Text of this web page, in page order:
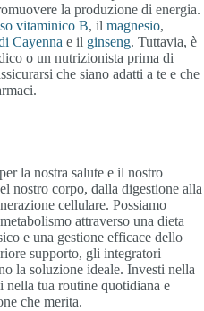
la produzione di energia.
vitaminico B, il magnesio,
Cayenna e il ginseng. Tuttavia, è
o un nutrizionista prima di
che siano adatti a te e che
la nostra salute e il nostro
nostro corpo, dalla digestione alla
cellulare. Possiamo
attraverso una dieta
e una gestione efficace dello
supporto, gli integratori
la soluzione ideale. Investi nella
nella tua routine quotidiana e
che merita.